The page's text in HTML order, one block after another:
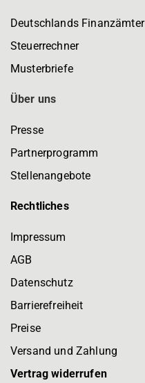
Deutschlands Finanzämter
Steuerrechner
Musterbriefe
Über uns
Presse
Partnerprogramm
Stellenangebote
Rechtliches
Impressum
AGB
Datenschutz
Barrierefreiheit
Preise
Versand und Zahlung
Vertrag widerrufen